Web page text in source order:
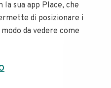
la sua app Place, che
di posizionare i
da vedere come